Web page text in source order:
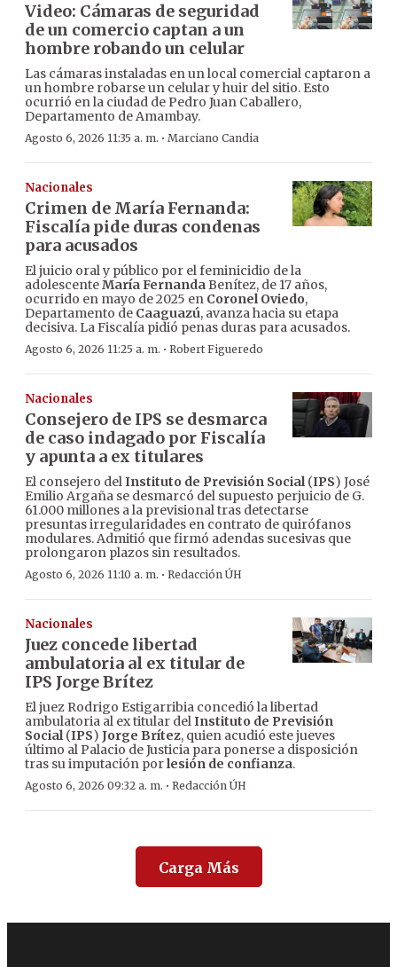
Video: Cámaras de seguridad
de un comercio captan a un
hombre robando un celular
Las cámaras instaladas en un local comercial captaron a
un hombre robarse un celular y huir del sitio. Esto
ocurrió en la ciudad de Pedro Juan Caballero,
Departamento de Amambay.
Agosto 6, 2026 11:35 a. m. · Marciano Candia
Nacionales
Crimen de María Fernanda:
Fiscalía pide duras condenas
para acusados
El juicio oral y público por el feminicidio de la
adolescenteMaría FernandaBenítez, de 17 años,
ocurrido en mayo de 2025 en Coronel Oviedo,
Departamento de Caaguazú, avanza hacia su etapa
decisiva. La Fiscalía pidió penas duras para acusados.
Agosto 6, 2026 11:25 a. m. · Robert Figueredo
Nacionales
Consejero de IPS se desmarca
de caso indagado por Fiscalía
y apunta a ex titulares
El consejero delInstituto de Previsión Social(IPS) José
Emilio Argaña se desmarcó del supuesto perjuicio de G.
61.000 millones a la previsional tras detectarse
presuntas irregularidades en contrato de quirófanos
modulares. Admitió que firmó adendas sucesivas que
prolongaron plazos sin resultados.
Agosto 6, 2026 11:10 a. m. · Redacción ÚH
Nacionales
Juez concede libertad
ambulatoria al ex titular de
IPS Jorge Brítez
El juez Rodrigo Estigarribia concedió la libertad
ambulatoria al ex titular delInstituto de Previsión
Social(IPS) Jorge Brítez, quien acudió este jueves
último al Palacio de Justicia para ponerse a disposición
tras su imputación porlesión de confianza.
Agosto 6, 2026 09:32 a. m. · Redacción ÚH
Carga Más